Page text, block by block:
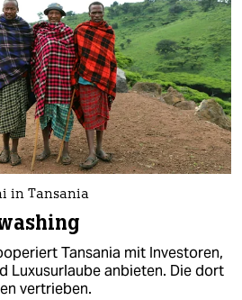
in Tansania
Tansania mit Investoren,
Luxusurlaube anbieten. Die dort
vertrieben.